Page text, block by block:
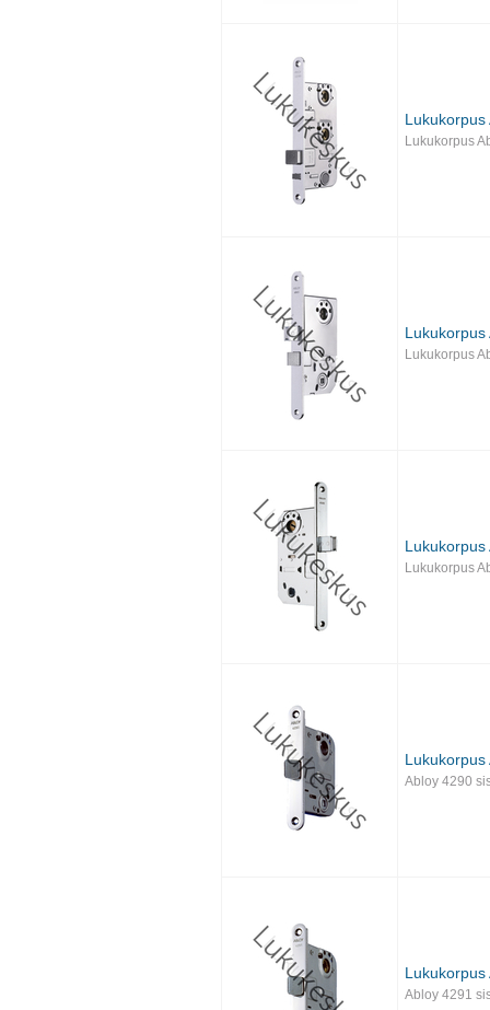
Lukukorpus
Lukukorpus
Lukukorpus
Lukukorpus
Lukukorpus
Lukukorpus
Lukukorpus
Abloy 4290
Lukukorpus
Abloy 4291